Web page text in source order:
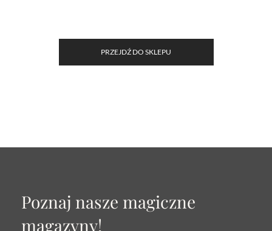
PRZEJDŹ DO SKLEPU
Poznaj nasze magiczne
magazyny!